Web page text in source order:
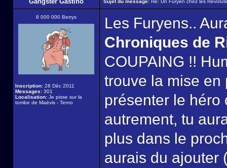
Sujet du message: Re: Un Furyen chez les
8 000 000 Berrys
Inscription: 28 Déc 2011
Messages: 301
Localisation: Je pisse sur la
tombe de Maëvis - Tenro
Les Furyens..
Chroniques de
COUPAING !!
trouve la mise
présenter le héro
autrement, tu
plus dans le
aurais du ajouter